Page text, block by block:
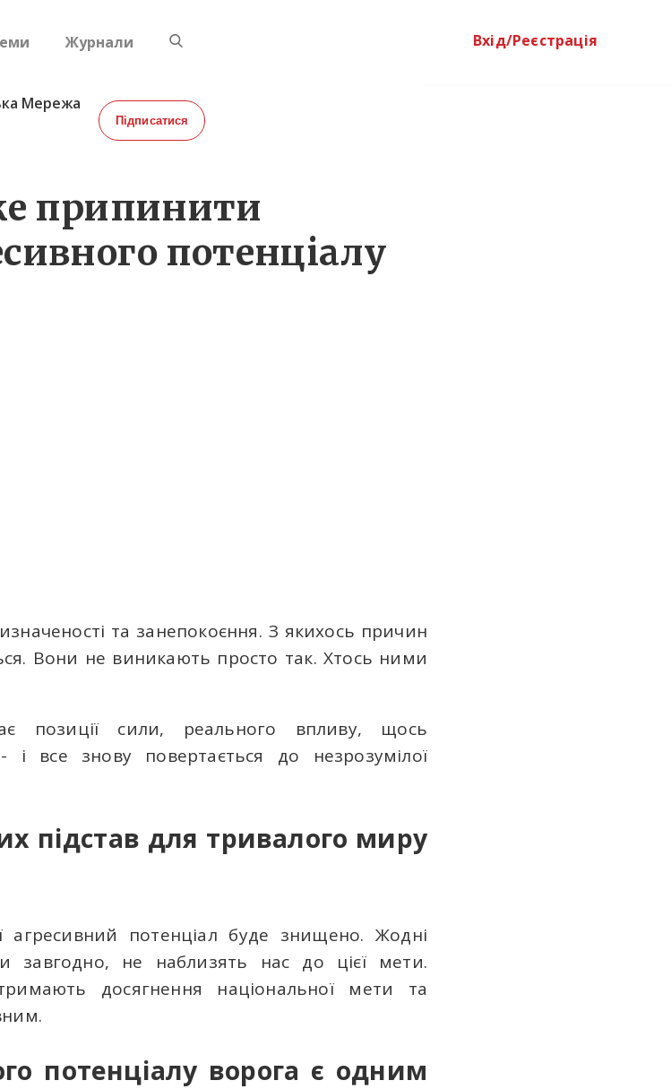
Журнали Вхід/Реєстрація
Мережа
Підписатися
припинити
потенціалу
та занепокоєння. З якихось причин
Вони не виникають просто так. Хтось ними
позиції сили, реального впливу, щось
і все знову повертається до незрозумілої
підстав для тривалого миру
агресивний потенціал буде знищено. Жодні
завгодно, не наблизять нас до цієї мети.
досягнення національної мети та
потенціалу ворога є одним